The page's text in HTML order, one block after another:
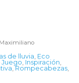
de lluvia, Eco
Juego, Inspiración,
,Rompecabezas,